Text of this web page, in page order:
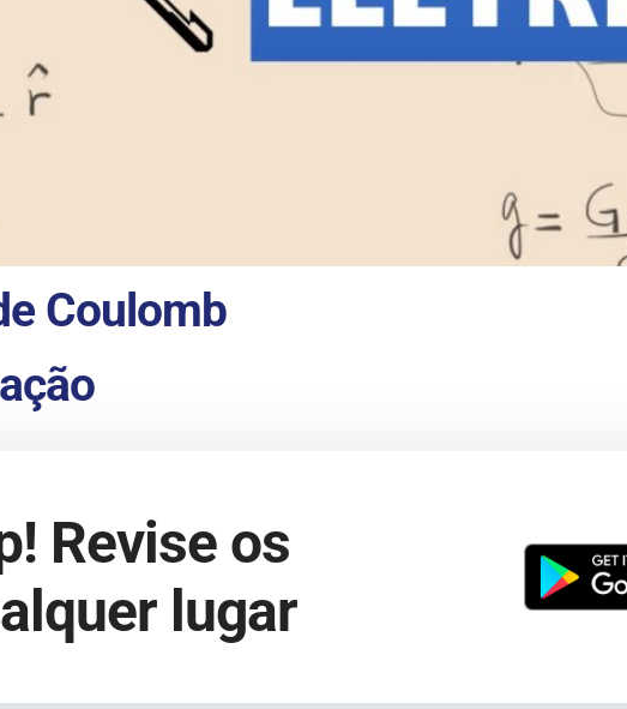
Coulomb
Revise os
lugar